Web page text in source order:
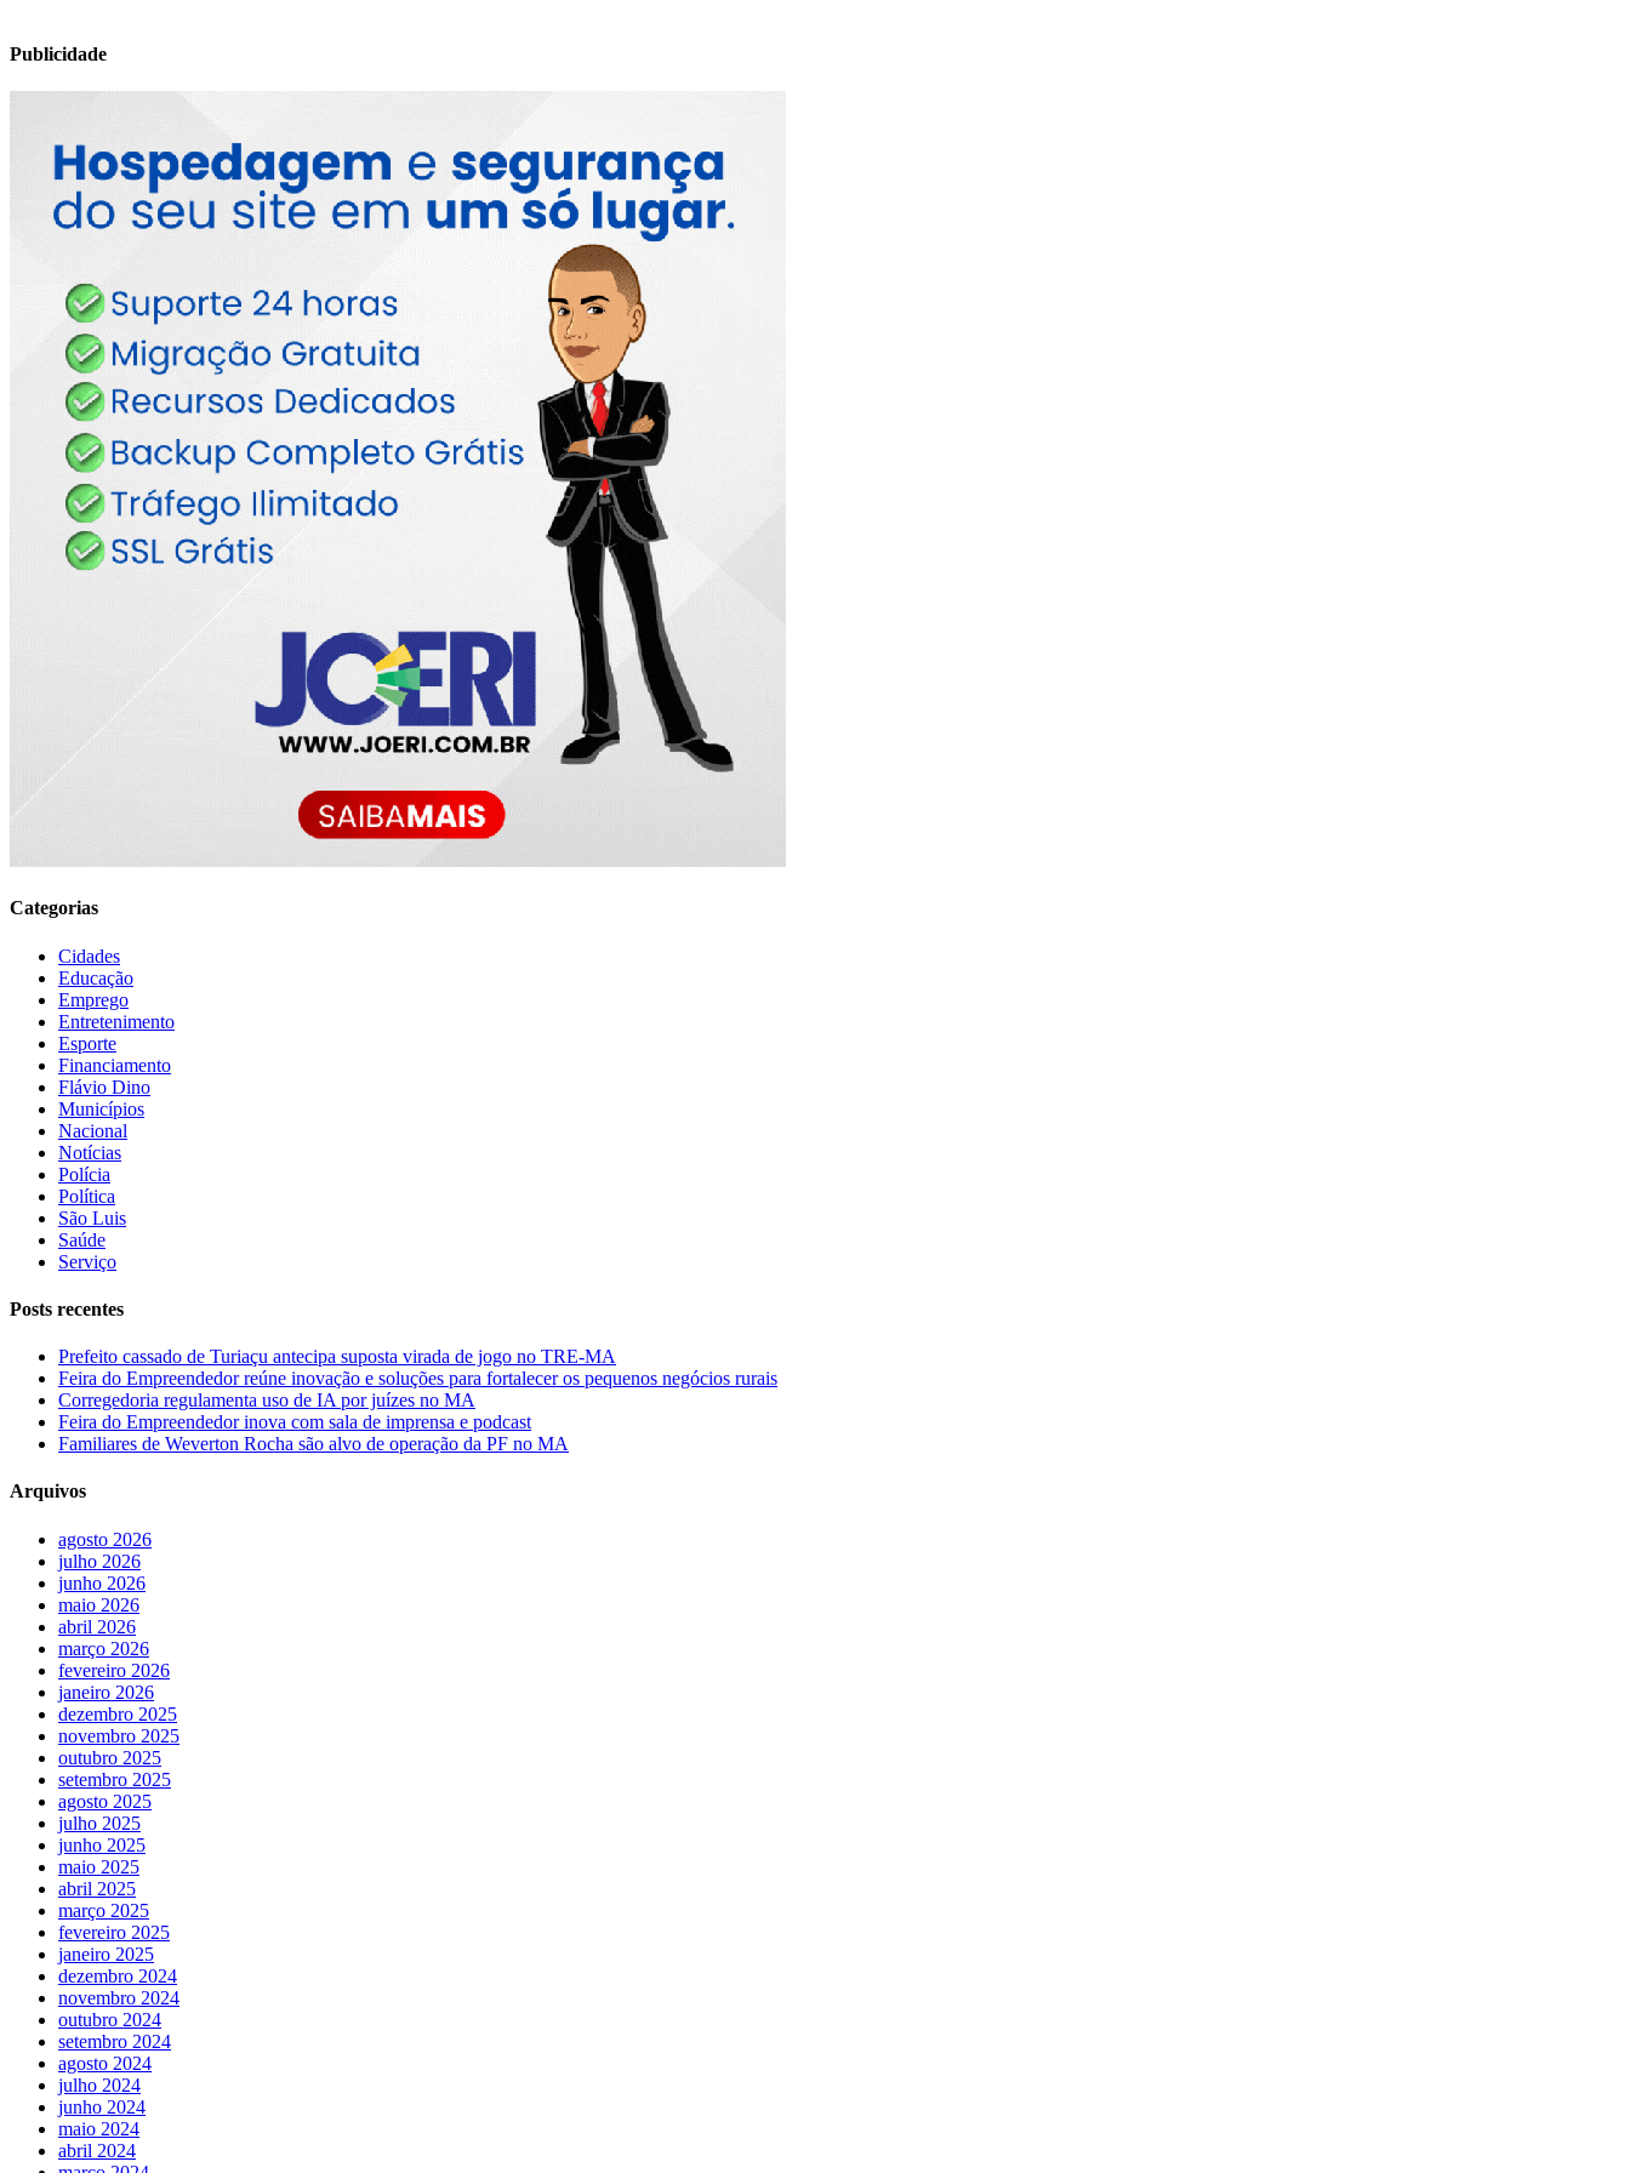
Publicidade
Categorias
Cidades
Educação
Emprego
Entretenimento
Esporte
Financiamento
Flávio Dino
Municípios
Nacional
Notícias
Polícia
Política
São Luis
Saúde
Serviço
Posts recentes
Prefeito cassado de Turiaçu antecipa suposta virada de jogo no TRE-MA
Feira do Empreendedor reúne inovação e soluções para fortalecer os pequenos negócios rurais
Corregedoria regulamenta uso de IA por juízes no MA
Feira do Empreendedor inova com sala de imprensa e podcast
Familiares de Weverton Rocha são alvo de operação da PF no MA
Arquivos
agosto 2026
julho 2026
junho 2026
maio 2026
abril 2026
março 2026
fevereiro 2026
janeiro 2026
dezembro 2025
novembro 2025
outubro 2025
setembro 2025
agosto 2025
julho 2025
junho 2025
maio 2025
abril 2025
março 2025
fevereiro 2025
janeiro 2025
dezembro 2024
novembro 2024
outubro 2024
setembro 2024
agosto 2024
julho 2024
junho 2024
maio 2024
abril 2024